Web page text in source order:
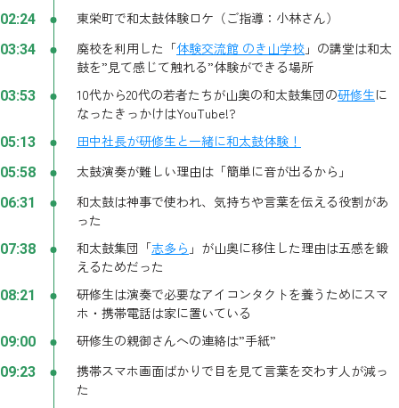
02:24 東栄町で和太鼓体験ロケ（ご指導：小林さん）
03:34 廃校を利用した「体験交流館 のき山学校 」の講堂は和太
鼓を”見て感じて触れる”体験ができる場所
03:53 10代から20代の若者たちが山奥の和太鼓集団の研修生に
なったきっかけはYouTube!?
05:13 田中社長が研修生と一緒に和太鼓体験！
05:58 太鼓演奏が難しい理由は「簡単に音が出るから」
06:31
和太鼓は神事で使われ、気持ちや言葉を伝える役割があ
った
07:38 和太鼓集団「志多ら 」が山奥に移住した理由は五感を鍛
えるためだった
08:21
研修生は演奏で必要なアイコンタクトを養うためにスマ
ホ・携帯電話は家に置いている
09:00 研修生の親御さんへの連絡は”手紙”
09:23
携帯スマホ画面ばかりで目を見て言葉を交わす人が減っ
た